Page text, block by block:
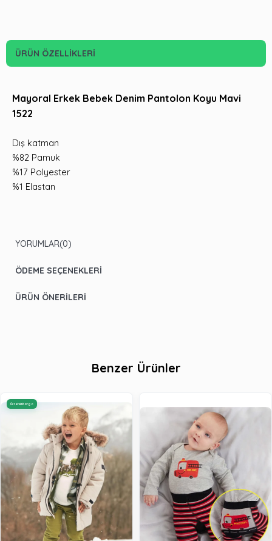
ÜRÜN ÖZELLIKLERI
Mayoral Erkek Bebek Denim Pantolon Koyu Mavi
1522
Dış katman
%82 Pamuk
%17 Polyester
%1 Elastan
YORUMLAR(0)
ÖDEME SEÇENEKLERI
ÜRÜN ÖNERILERI
Benzer Ürünler
Ücretsiz Kargo